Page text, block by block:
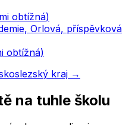
obtížná)
Orlová, příspěvková
obtížná)
kraj →
na tuhle školu